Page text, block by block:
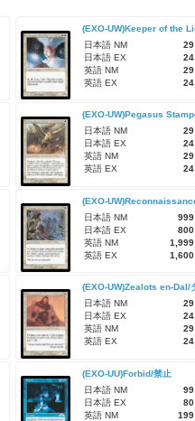
(EXO-UW)Keeper of the
日本語 NM
29
日本語 EX
24
英語 NM
29
英語 EX
24
(EXO-UW)Pegasus
日本語 NM
29
日本語 EX
24
英語 NM
29
英語 EX
24
(EXO-
日本語 NM
999
日本語 EX
800
英語 NM
1,999
英語 EX
1,600
(EXO-UW)Zealots en-Dal/
日本語 NM
29
日本語 EX
24
英語 NM
29
英語 EX
24
(EXO-UU)Forbid/禁止
日本語 NM
99
日本語 EX
80
英語 NM
199